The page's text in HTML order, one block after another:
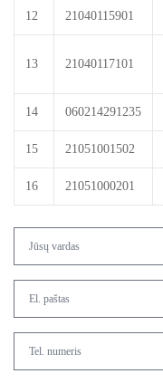
12 21040115901
13 21040117101
14 060214291235
15 21051001502
16 21051000201